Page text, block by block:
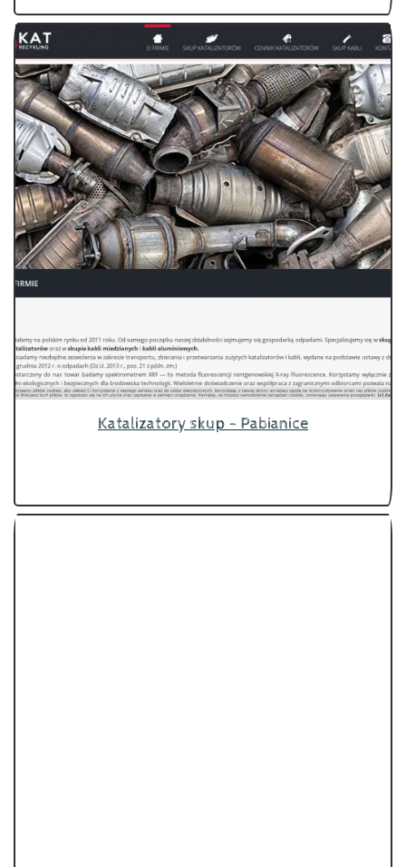
Katalizatory skup - Pabianice